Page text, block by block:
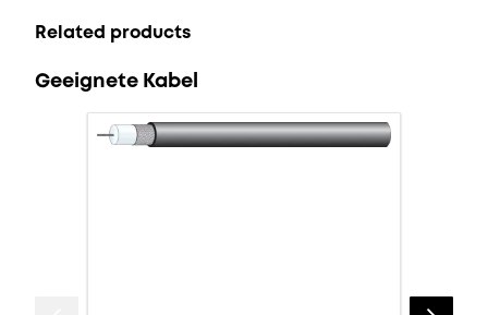
Related products
Geeignete Kabel